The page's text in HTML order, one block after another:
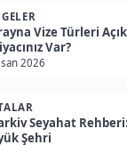
Vize Türleri
Var?
2026
Seyahat
Şehri